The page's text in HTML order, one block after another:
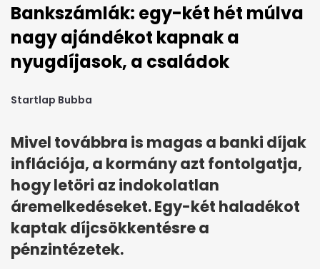
Bankszámlák: egy-két hét múlva
nagy ajándékot kapnak a
nyugdíjasok, a családok
Startlap Bubba
Mivel továbbra is magas a banki díjak
inflációja, a kormány azt fontolgatja,
hogy letöri az indokolatlan
áremelkedéseket. Egy-két haladékot
kaptak díjcsökkentésre a
pénzintézetek.